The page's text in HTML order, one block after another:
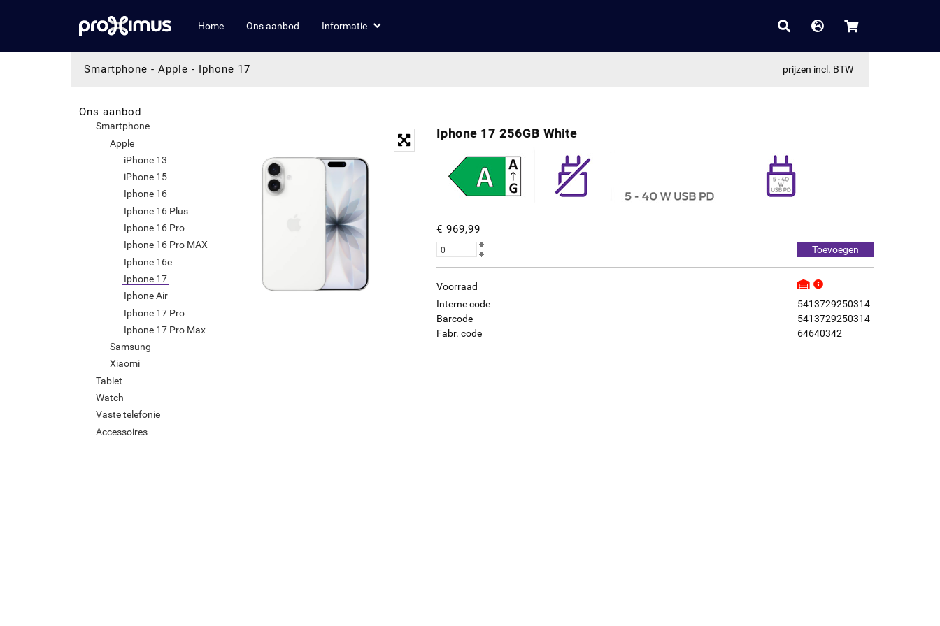
Home Ons aanbod Informatie
Smartphone - Apple - Iphone 17 prijzen incl. BTW
Ons aanbod
Smartphone
Apple
iPhone 13
iPhone 15
Iphone 16
Iphone 16 Plus
Iphone 16 Pro
Iphone 16 Pro MAX
Iphone 16e
Iphone 17
Iphone Air
Iphone 17 Pro
Iphone 17 Pro Max
Samsung
Xiaomi
Tablet
Watch
Vaste telefonie
Accessoires
Iphone 17 256GB White
€ 969,99
Voorraad
Interne code
5413729250314
Barcode
5413729250314
Fabr. code
64640342